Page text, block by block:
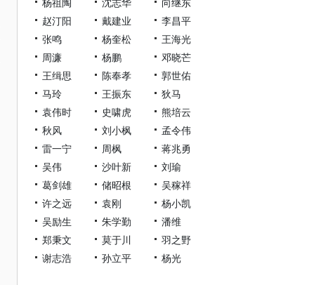
赵汀阳
戴建业
李昌平
张鸣
杨奎松
王海光
周濂
杨鹏
邓晓芒
王缉思
陈奉孝
郭世佑
马玲
王振东
狄马
袁伟时
史啸虎
熊培云
秋风
刘小枫
孟令伟
雷一宁
周枫
蒋兆勇
吴伟
沙叶新
刘瑜
葛剑雄
储昭根
吴稼祥
许之远
袁刚
杨小凯
吴励生
朱学勤
潘维
郑秉文
莫于川
羽之野
谢志浩
孙立平 杨光